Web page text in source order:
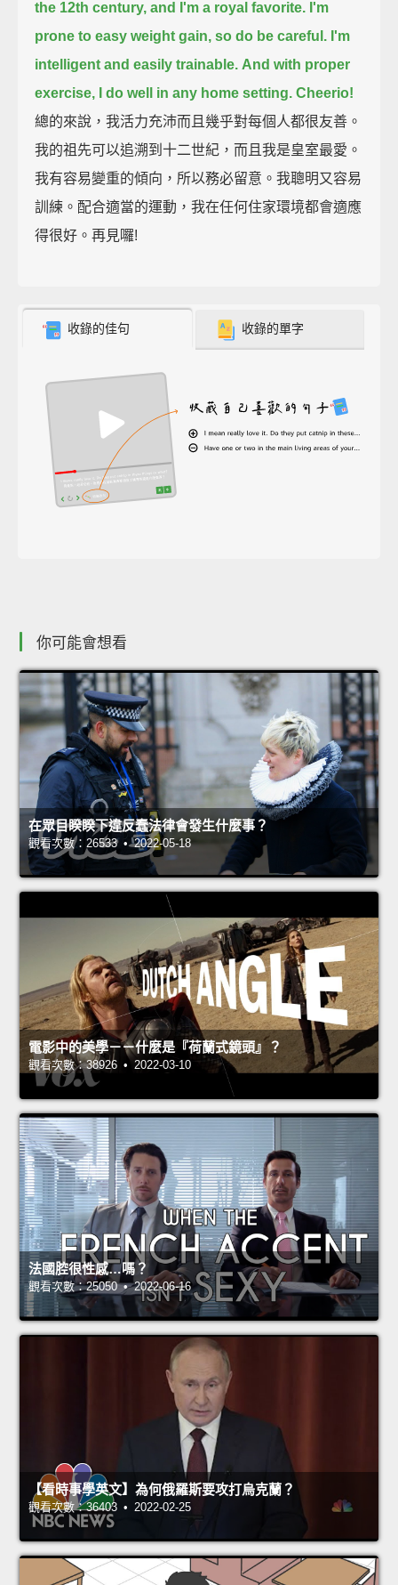
the 12th century, and I'm a royal favorite. I'm
prone to easy weight gain, so do be careful. I'm
intelligent and easily trainable. And with proper
exercise, I do well in any home setting. Cheerio!
總的來說，我活力充沛而且幾乎對每個人都很友善。
我的祖先可以追溯到十二世紀，而且我是皇室最愛。
我有容易變重的傾向，所以務必留意。我聰明又容易
訓練。配合適當的運動，我在任何住家環境都會適應
得很好。再見囉!
收錄的佳句 收錄的單字
你可能會想看
在眾目睽睽下違反蠢法律會發生什麼事？
觀看次數：26533 • 2022-05-18
電影中的美學－－什麼是『荷蘭式鏡頭』？
觀看次數：38926 • 2022-03-10
法國腔很性感…嗎？
觀看次數：25050 • 2022-06-16
【看時事學英文】為何俄羅斯要攻打烏克蘭？
觀看次數：36403 • 2022-02-25